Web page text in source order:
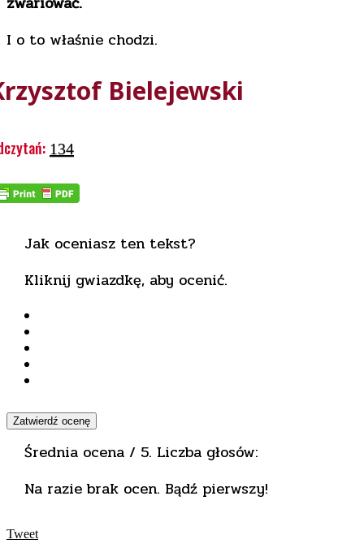
I o to właśnie chodzi.
Bielejewski
134
Jak oceniasz ten tekst?
Kliknij gwiazdkę, aby ocenić.
Zatwierdź ocenę
Średnia ocena / 5. Liczba głosów:
Na razie brak ocen. Bądź pierwszy!
Tweet